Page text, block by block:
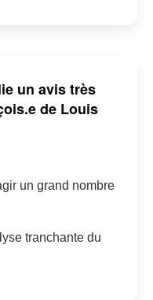
un avis très
de Louis
un grand nombre
tranchante du